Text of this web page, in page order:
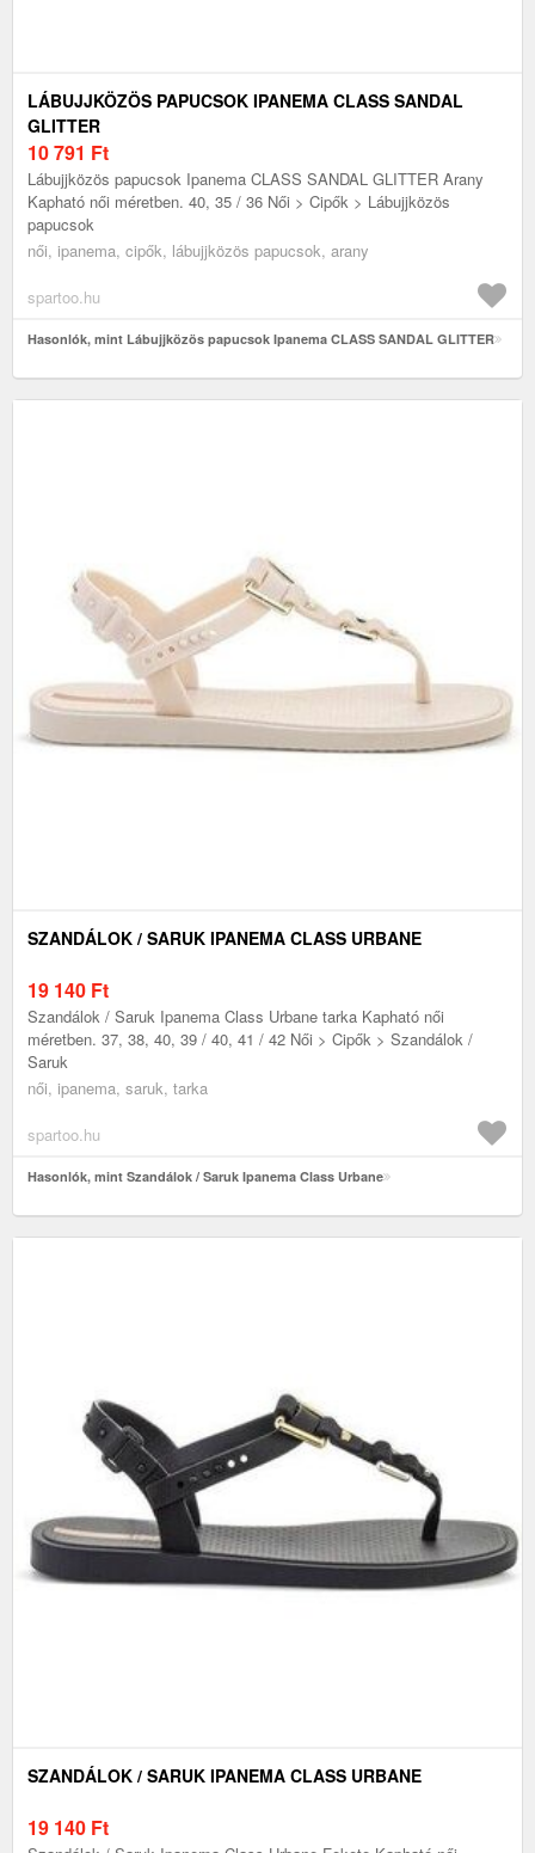
LÁBUJJKÖZÖS PAPUCSOK IPANEMA CLASS SANDAL
GLITTER
10 791 Ft
Lábujjközös papucsok Ipanema CLASS SANDAL GLITTER Arany
Kapható női méretben. 40, 35 / 36 Női > Cipők > Lábujjközös
papucsok
női, ipanema, cipők, lábujjközös papucsok, arany
spartoo.hu
Hasonlók, mint Lábujjközös papucsok Ipanema CLASS SANDAL GLITTER
SZANDÁLOK / SARUK IPANEMA CLASS URBANE
19 140 Ft
Szandálok / Saruk Ipanema Class Urbane tarka Kapható női
méretben. 37, 38, 40, 39 / 40, 41 / 42 Női > Cipők > Szandálok /
Saruk
női, ipanema, saruk, tarka
spartoo.hu
Hasonlók, mint Szandálok / Saruk Ipanema Class Urbane
SZANDÁLOK / SARUK IPANEMA CLASS URBANE
19 140 Ft